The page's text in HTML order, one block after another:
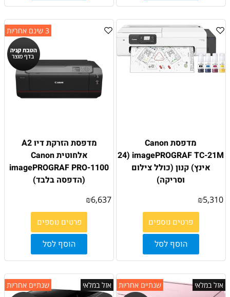
מדפסת Canon
imagePROGRAF TC-21M (24
אינץ) קנון (כולל צילום
וסריקה)
₪5,310
פרטים נוספים
הוסף לסל
3 שינם אחריות
מדפסת הזרקת דיו A2
אלחוטית Canon
imagePROGRAF PRO-1100
(הדפסה בלבד)
₪6,637
פרטים נוספים
הוסף לסל
שנתיים אחריות אזל במלאי שנתיים אחריות אזל במלאי